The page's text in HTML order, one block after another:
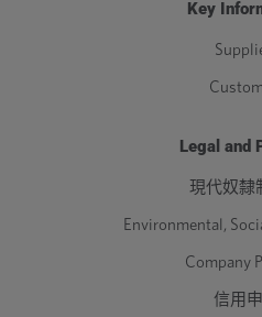
Key
Legal and
現代奴隸
Environmental,
Company
信用